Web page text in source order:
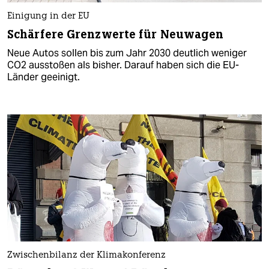
Einigung in der EU
Schärfere Grenzwerte für Neuwagen
Neue Autos sollen bis zum Jahr 2030 deutlich weniger
CO2 ausstoßen als bisher. Darauf haben sich die EU-
Länder geeinigt.
Zwischenbilanz der Klimakonferenz